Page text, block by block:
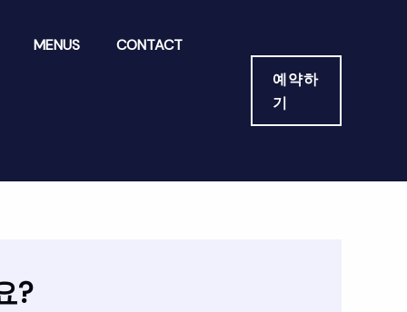
MENUS CONTACT
예약하
기
?